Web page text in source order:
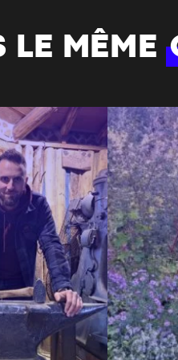
LE MÊME